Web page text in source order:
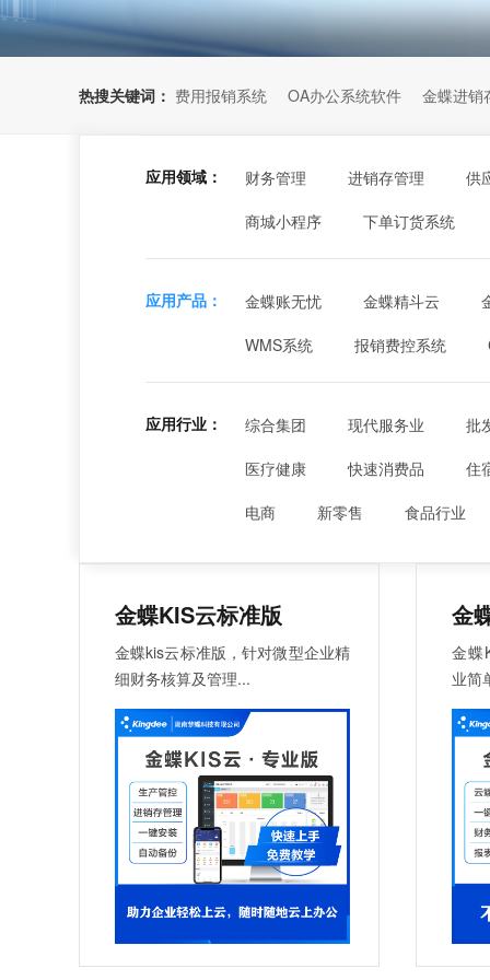
热搜关键词： 费用报销系统 OA办公系统软件 金蝶进销
应用领域： 财务管理 进销存管理
供
商城小程序
下单订货系统
应用产品： 金蝶账无忧 金蝶精斗云
WMS系统
报销费控系统
应用行业： 综合集团 现代服务业
批
医疗健康
快速消费品
住
电商
新零售 食品行业
金蝶KIS云标准版
金蝶kis云标准版，针对微型企业精
细财务核算及管理...
金
金蝶
业简